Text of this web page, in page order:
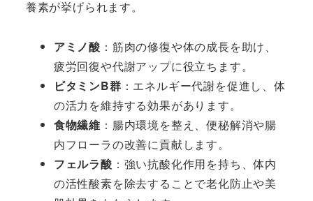
養素が挙げられます。
アミノ酸 ：筋肉の修復や体の成長を助け、
疲労回復や代謝アップに役立ちます。
ビタミンB群 ：エネルギー代謝を促進し、体
の活力を維持する効果があります。
食物繊維 ：腸内環境を整え、便秘解消や腸
内フローラの改善に貢献します。
フェルラ酸 ：強い抗酸化作用を持ち、体内
の活性酸素を除去することで老化防止や美